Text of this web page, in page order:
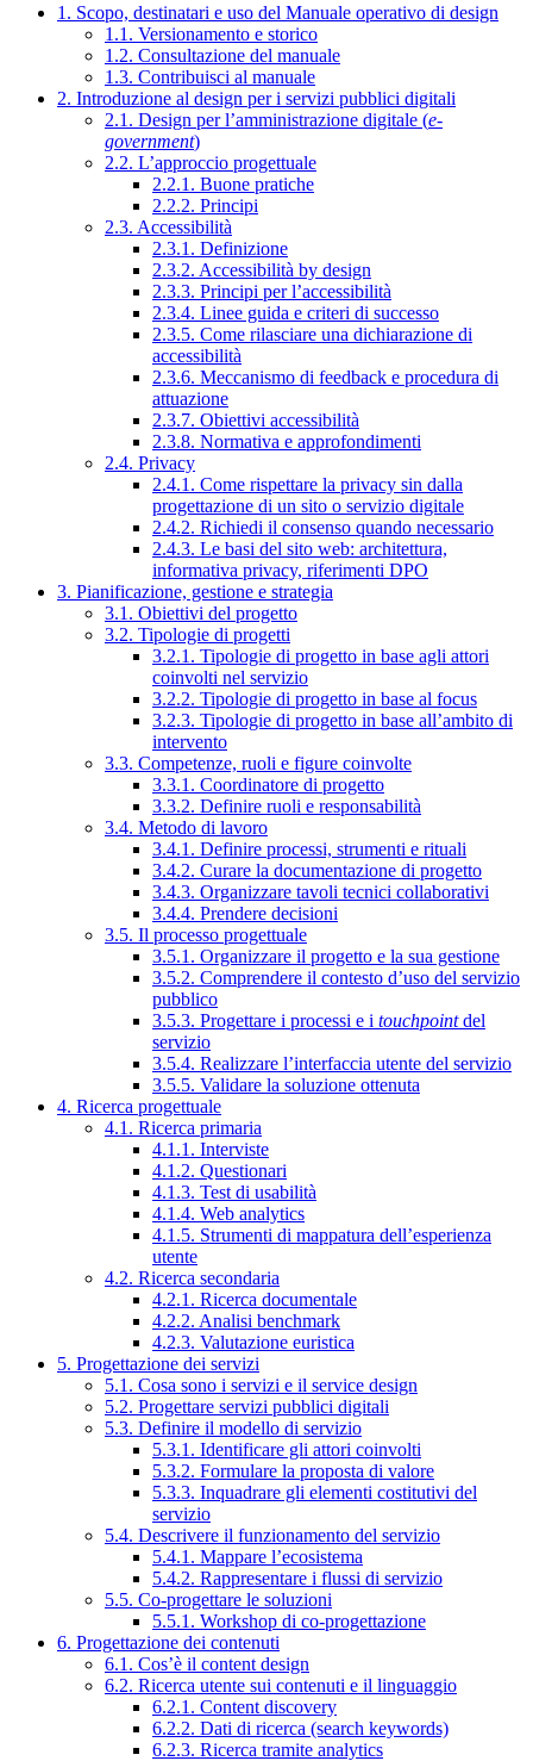
1. Scopo, destinatari e uso del Manuale operativo di design
1.1. Versionamento e storico
1.2. Consultazione del manuale
1.3. Contribuisci al manuale
2. Introduzione al design per i servizi pubblici digitali
2.1. Design per l’amministrazione digitale (e-
government)
2.2. L’approccio progettuale
2.2.1. Buone pratiche
2.2.2. Principi
2.3. Accessibilità
2.3.1. Definizione
2.3.2. Accessibilità by design
2.3.3. Principi per l’accessibilità
2.3.4. Linee guida e criteri di successo
2.3.5. Come rilasciare una dichiarazione di
accessibilità
2.3.6. Meccanismo di feedback e procedura di
attuazione
2.3.7. Obiettivi accessibilità
2.3.8. Normativa e approfondimenti
2.4. Privacy
2.4.1. Come rispettare la privacy sin dalla
progettazione di un sito o servizio digitale
2.4.2. Richiedi il consenso quando necessario
2.4.3. Le basi del sito web: architettura,
informativa privacy, riferimenti DPO
3. Pianificazione, gestione e strategia
3.1. Obiettivi del progetto
3.2. Tipologie di progetti
3.2.1. Tipologie di progetto in base agli attori
coinvolti nel servizio
3.2.2. Tipologie di progetto in base al focus
3.2.3. Tipologie di progetto in base all’ambito di
intervento
3.3. Competenze, ruoli e figure coinvolte
3.3.1. Coordinatore di progetto
3.3.2. Definire ruoli e responsabilità
3.4. Metodo di lavoro
3.4.1. Definire processi, strumenti e rituali
3.4.2. Curare la documentazione di progetto
3.4.3. Organizzare tavoli tecnici collaborativi
3.4.4. Prendere decisioni
3.5. Il processo progettuale
3.5.1. Organizzare il progetto e la sua gestione
3.5.2. Comprendere il contesto d’uso del servizio
pubblico
3.5.3. Progettare i processi e i touchpointdel
servizio
3.5.4. Realizzare l’interfaccia utente del servizio
3.5.5. Validare la soluzione ottenuta
4. Ricerca progettuale
4.1. Ricerca primaria
4.1.1. Interviste
4.1.2. Questionari
4.1.3. Test di usabilità
4.1.4. Web analytics
4.1.5. Strumenti di mappatura dell’esperienza
utente
4.2. Ricerca secondaria
4.2.1. Ricerca documentale
4.2.2. Analisi benchmark
4.2.3. Valutazione euristica
5. Progettazione dei servizi
5.1. Cosa sono i servizi e il service design
5.2. Progettare servizi pubblici digitali
5.3. Definire il modello di servizio
5.3.1. Identificare gli attori coinvolti
5.3.2. Formulare la proposta di valore
5.3.3. Inquadrare gli elementi costitutivi del
servizio
5.4. Descrivere il funzionamento del servizio
5.4.1. Mappare l’ecosistema
5.4.2. Rappresentare i flussi di servizio
5.5. Co-progettare le soluzioni
5.5.1. Workshop di co-progettazione
6. Progettazione dei contenuti
6.1. Cos’è il content design
6.2. Ricerca utente sui contenuti e il linguaggio
6.2.1. Content discovery
6.2.2. Dati di ricerca (search keywords)
6.2.3. Ricerca tramite analytics